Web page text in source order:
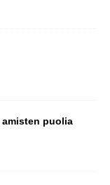
puolia